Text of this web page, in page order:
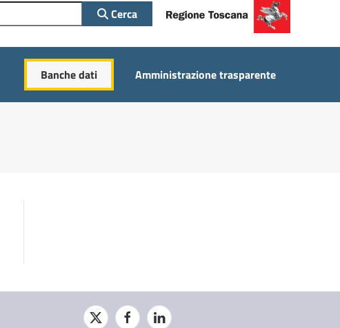
Cerca
Banche dati Amministrazione trasparente